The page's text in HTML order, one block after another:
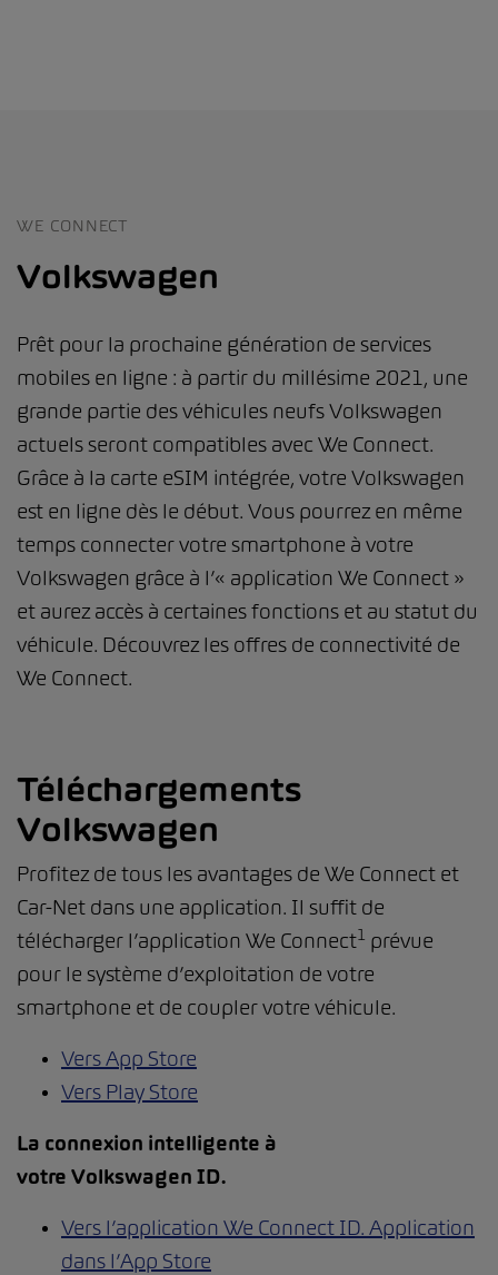
WE CONNECT
Volkswagen
Prêt pour la prochaine génération de services
mobiles en ligne : à partir du millésime 2021, une
grande partie des véhicules neufs Volkswagen
actuels seront compatibles avec We Connect.
Grâce à la carte eSIM intégrée, votre Volkswagen
est en ligne dès le début. Vous pourrez en même
temps connecter votre smartphone à votre
Volkswagen grâce à l’« application We Connect »
et aurez accès à certaines fonctions et au statut du
véhicule. Découvrez les offres de connectivité de
We Connect.
Téléchargements
Volkswagen
Profitez de tous les avantages de We Connect et
Car-Net dans une application. Il suffit de
télécharger l’application We Connect1 prévue
pour le système d’exploitation de votre
smartphone et de coupler votre véhicule.
Vers App Store
Vers Play Store
La connexion intelligente à
votre Volkswagen ID.
Vers l’application We Connect ID. Application
dans l’App Store